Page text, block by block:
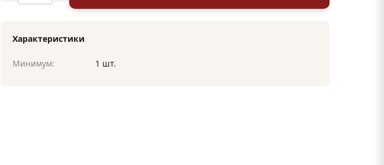
Характеристики
Минимум: 1 шт.